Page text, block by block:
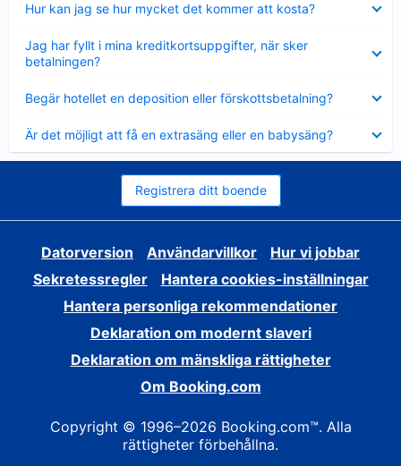
Hur kan jag se hur mycket det kommer att kosta?
mindre
Jag har fyllt i mina kreditkortsuppgifter, när sker
betalningen?
mindre
Begär hotellet en deposition eller förskottsbetalning?
mindre
Är det möjligt att få en extrasäng eller en babysäng?
mindre
Registrera ditt boende
Datorversion Användarvillkor
Hur vi jobbar
Sekretessregler
Hantera cookies-inställningar
Hantera personliga rekommendationer
Deklaration om modernt slaveri
Deklaration om mänskliga rättigheter
Om Booking.com
Copyright © 1996–2026 Booking.com™. Alla
rättigheter förbehållna.